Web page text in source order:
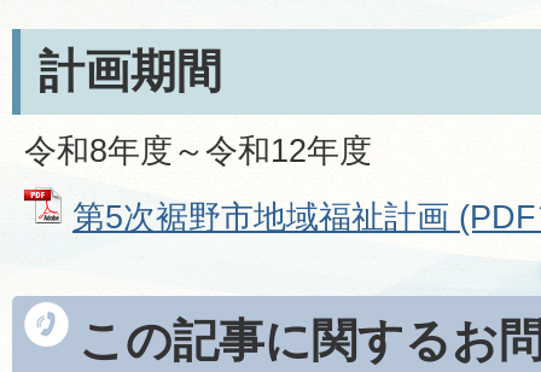
計画期間
令和8年度～令和12年度
第5次裾野市地域福祉計画
この記事に関するお